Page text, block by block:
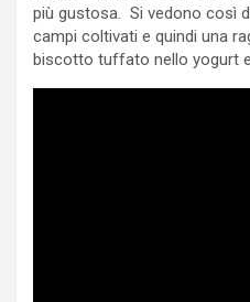
più gustosa. Si vedono così
campi coltivati e quindi una
biscotto tuffato nello yogurt